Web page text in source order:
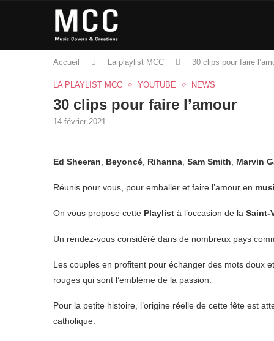
Accueil La playlist MCC 30 clips pour faire
LA PLAYLIST MCC YOUTUBE NEWS
30 clips pour faire l’amour
14 février 2021
Ed Sheeran Beyoncé Rihanna Sam Smith Marvin
Réunis pour vous, pour emballer et faire l’amour en
On vous propose cette Playlist à l’occasion de la Saint-
Un rendez-vous considéré dans de nombreux pays
Les couples en profitent pour échanger des mots doux
rouges qui sont l’emblème de la passion.
Pour la petite histoire, l’origine réelle de cette fête est
catholique.